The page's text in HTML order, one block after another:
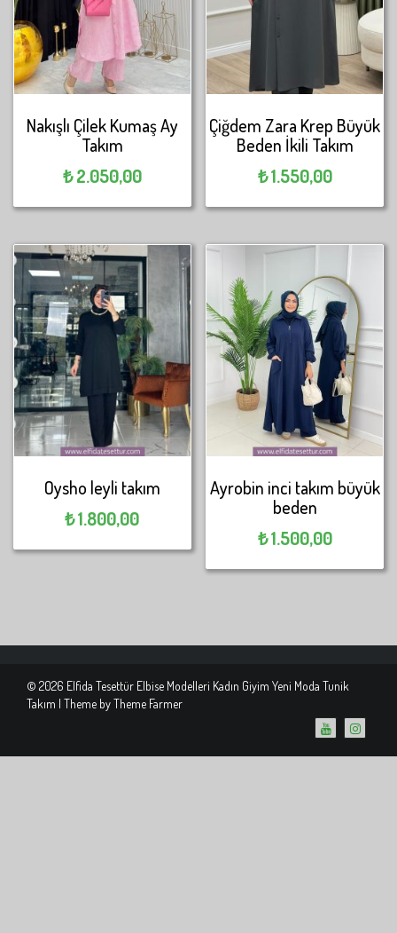
Nakışlı Çilek Kumaş Ay
Takım
₺2.050,00
Çiğdem Zara Krep Büyük
Beden İkili Takım
₺1.550,00
Oysho leyli takım
₺1.800,00
Ayrobin inci takım büyük
beden
₺1.500,00
© 2026 Elfida Tesettür Elbise Modelleri Kadın Giyim Yeni Moda Tunik
Takım | Theme byTheme Farmer